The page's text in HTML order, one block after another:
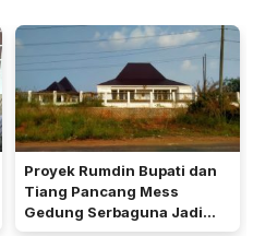
Proyek Rumdin Bupati dan
Tiang Pancang Mess
Gedung Serbaguna Jadi
Sorotan Publik